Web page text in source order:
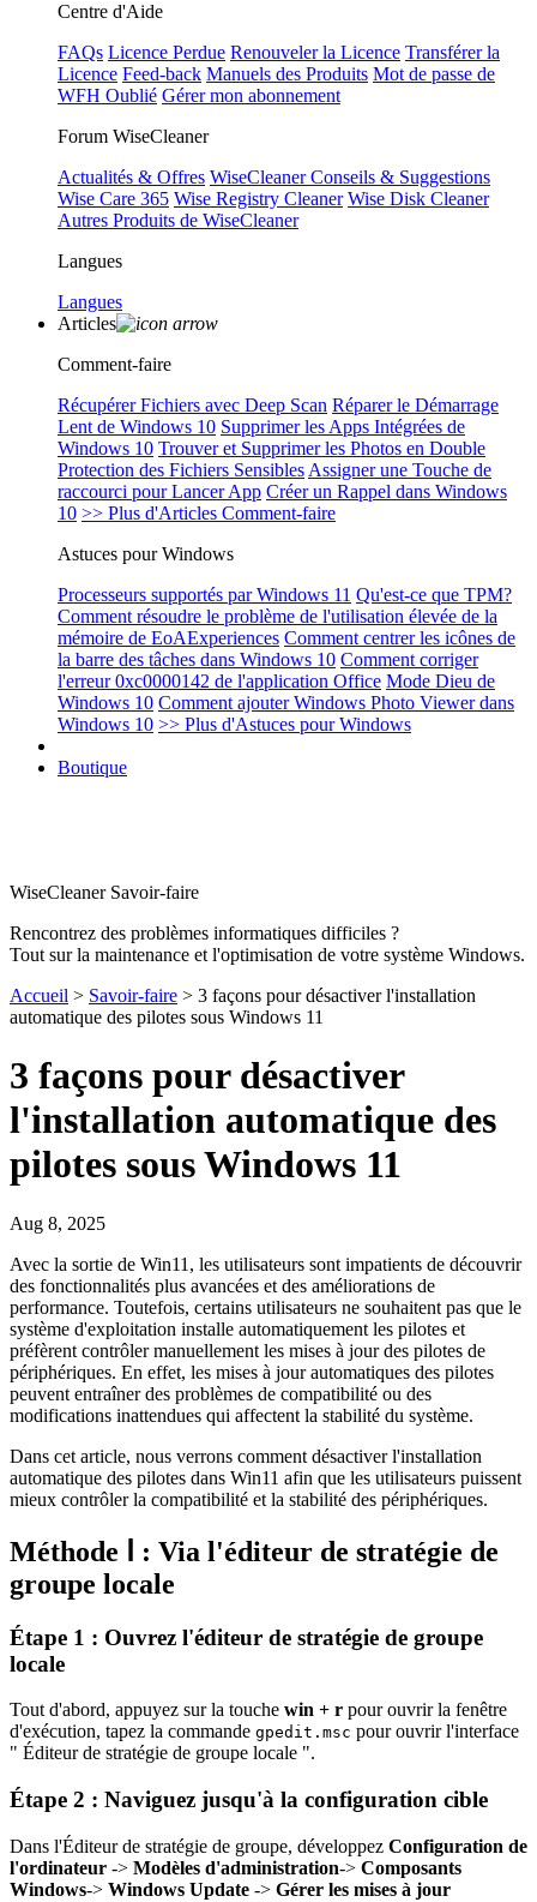
Centre d'Aide
FAQs Licence Perdue Renouveler la Licence Transférer la
Licence Feed-back Manuels des Produits Mot de passe de
WFH Oublié Gérer mon abonnement
Forum WiseCleaner
Actualités & Offres WiseCleaner Conseils & Suggestions
Wise Care 365 Wise Registry Cleaner Wise Disk Cleaner
Autres Produits de WiseCleaner
Langues
Langues
Articles
Comment-faire
Récupérer Fichiers avec Deep Scan Réparer le Démarrage
Lent de Windows 10 Supprimer les Apps Intégrées de
Windows 10 Trouver et Supprimer les Photos en Double
Protection des Fichiers Sensibles Assigner une Touche de
raccourci pour Lancer App Créer un Rappel dans Windows
10 >> Plus d'Articles Comment-faire
Astuces pour Windows
Processeurs supportés par Windows 11 Qu'est-ce que TPM?
Comment résoudre le problème de l'utilisation élevée de la
mémoire de EoAExperiences Comment centrer les icônes de
la barre des tâches dans Windows 10 Comment corriger
l'erreur 0xc0000142 de l'application Office Mode Dieu de
Windows 10 Comment ajouter Windows Photo Viewer dans
Windows 10 >> Plus d'Astuces pour Windows
Boutique
WiseCleaner Savoir-faire
Rencontrez des problèmes informatiques difficiles ?
Tout sur la maintenance et l'optimisation de votre système Windows.
Accueil > Savoir-faire > 3 façons pour désactiver l'installation
automatique des pilotes sous Windows 11
3 façons pour désactiver
l'installation automatique des
pilotes sous Windows 11
Aug 8, 2025
Avec la sortie de Win11, les utilisateurs sont impatients de découvrir
des fonctionnalités plus avancées et des améliorations de
performance. Toutefois, certains utilisateurs ne souhaitent pas que le
système d'exploitation installe automatiquement les pilotes et
préfèrent contrôler manuellement les mises à jour des pilotes de
périphériques. En effet, les mises à jour automatiques des pilotes
peuvent entraîner des problèmes de compatibilité ou des
modifications inattendues qui affectent la stabilité du système.
Dans cet article, nous verrons comment désactiver l'installation
automatique des pilotes dans Win11 afin que les utilisateurs puissent
mieux contrôler la compatibilité et la stabilité des périphériques.
Méthode Ⅰ : Via l'éditeur de stratégie de
groupe locale
Étape 1 : Ouvrez l'éditeur de stratégie de groupe
locale
Tout d'abord, appuyez sur la touche win + r pour ouvrir la fenêtre
d'exécution, tapez la commande gpedit.msc pour ouvrir l'interface
" Éditeur de stratégie de groupe locale ".
Étape 2 : Naviguez jusqu'à la configuration cible
Dans l'Éditeur de stratégie de groupe, développez Configuration de
l'ordinateur -> Modèles d'administration-> Composants
Windows-> Windows Update -> Gérer les mises à jour